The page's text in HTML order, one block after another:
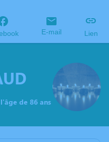
E-mail Lien
de 86 ans